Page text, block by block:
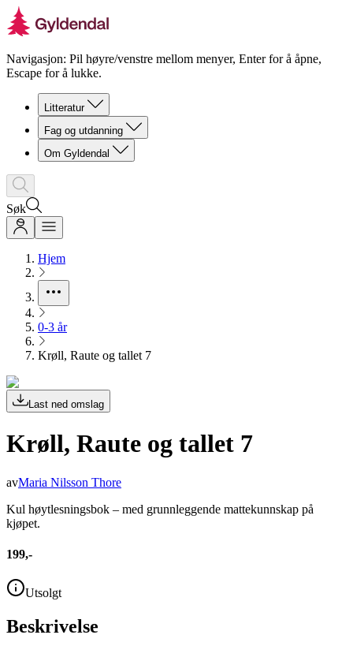
Navigasjon: Pil høyre/venstre mellom menyer, Enter for å åpne,
Escape for å lukke.
Litteratur
Fag og utdanning
Om Gyldendal
Søk
Hjem
0-3 år
Krøll, Raute og tallet 7
Last ned omslag
Krøll, Raute og tallet 7
avMaria Nilsson Thore
Kul høytlesningsbok – med grunnleggende mattekunnskap på
kjøpet.
199,-
Utsolgt
Beskrivelse